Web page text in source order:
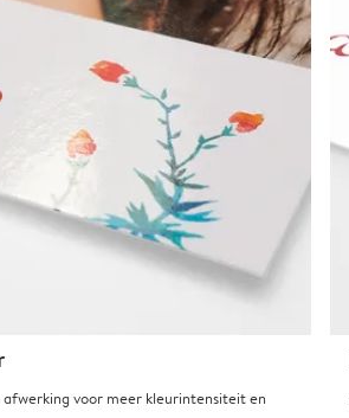
voor meer kleurintensiteit en